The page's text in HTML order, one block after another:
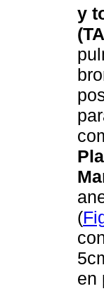
y
(
en